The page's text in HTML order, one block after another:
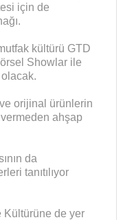
için de
kültürü GTD
Showlar ile
olacak.
orijinal ürünlerin
ahşap
da
tanıtılıyor
Kültürüne de yer